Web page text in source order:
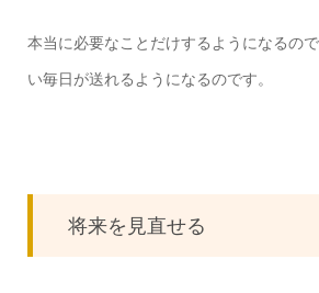
本当に必要なことだけするようになるの
い毎日が送れるようになるのです。
将来を見直せる